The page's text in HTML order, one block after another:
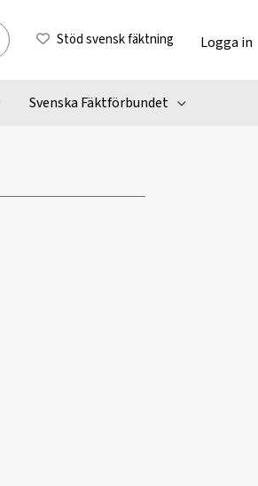
Stöd svensk fäktning Logga in
Svenska Fäktförbundet